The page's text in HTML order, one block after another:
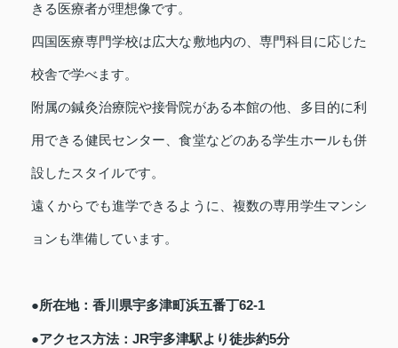
きる医療者が理想像です。
四国医療専門学校は広大な敷地内の、専門科目に応じた
校舎で学べます。
附属の鍼灸治療院や接骨院がある本館の他、多目的に利
用できる健民センター、食堂などのある学生ホールも併
設したスタイルです。
遠くからでも進学できるように、複数の専用学生マンシ
ョンも準備しています。
●所在地：香川県宇多津町浜五番丁62-1
●アクセス方法：JR宇多津駅より徒歩約5分